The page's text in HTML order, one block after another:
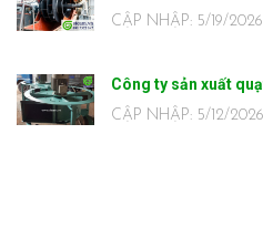
CẬP NHẬP: 5/19/
Công ty sản xuất
CẬP NHẬP: 5/12/2026